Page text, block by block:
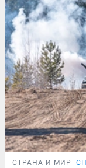
СТРАНА И МИР